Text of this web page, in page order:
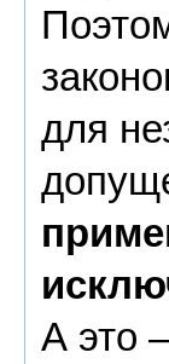
для
А это